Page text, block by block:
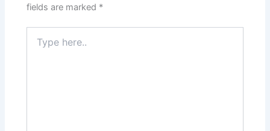
fields are marked *
here..